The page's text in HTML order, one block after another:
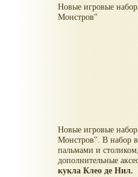
Новые игровые
Монстров"
Новые игровые
Монстров". В набор
пальмами и столиком,
дополнительные
кукла Клео де Нил.